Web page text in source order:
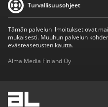
Turvallisuusohjeet
Tämän palvelun ilmoitukset ovat
mukaisesti. Muuhun palvelun
evästeasetusten kautta.
Alma Media Finland Oy